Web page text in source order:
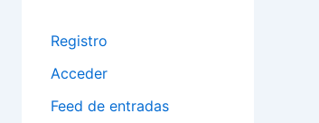
Registro
Acceder
Feed de entradas